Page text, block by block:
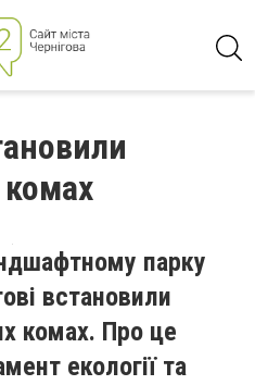
парку
встановили
комах. Про це
екології та